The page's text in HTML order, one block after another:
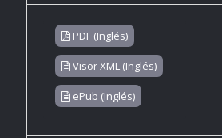
PDF (Inglés)
Visor XML (Inglés)
ePub (Inglés)